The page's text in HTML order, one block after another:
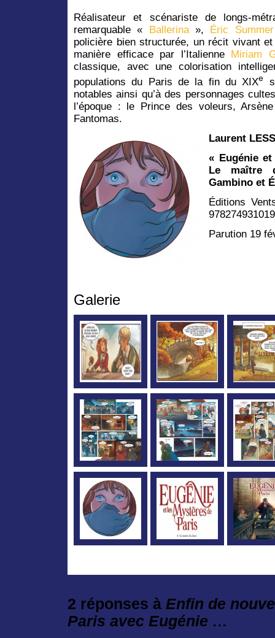
Réalisateur et scénariste de longs-
remarquable « Ballerina »,
Éric Summer
policière bien structurée, un récit vivant
manière efficace par l’Italienne Miriam
classique, avec une colorisation
populations du Paris de la fin du XIXe
notables ainsi qu’à des personnages
l’époque : le Prince des voleurs,
Fantomas.
Laurent
« Eugénie
Le maître
Gambino et
Éditions
Parution 19
Galerie
2 réponses à Enfin de
Paris avec Eugénie …